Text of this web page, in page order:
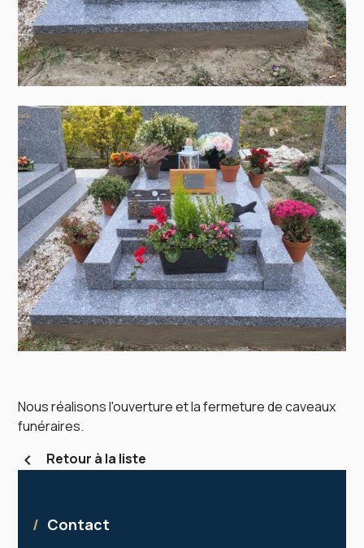
Nous réalisons l'ouverture et la fermeture de caveaux
funéraires.
chevron_left Retour à la liste
/ Contact